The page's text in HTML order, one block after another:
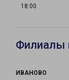
18:00
Филиалы
ИВАНОВО